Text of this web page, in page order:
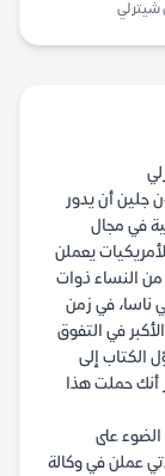
شيترلي
جلين أن يدور
في مجال
يعملن
النساء ذوات
ناسا، في زمن
في التفوق
الكتاب إلى
عُرض لأول مرة عام 2016. تذكر أنك حملت هذا
على
عملن في وكالة